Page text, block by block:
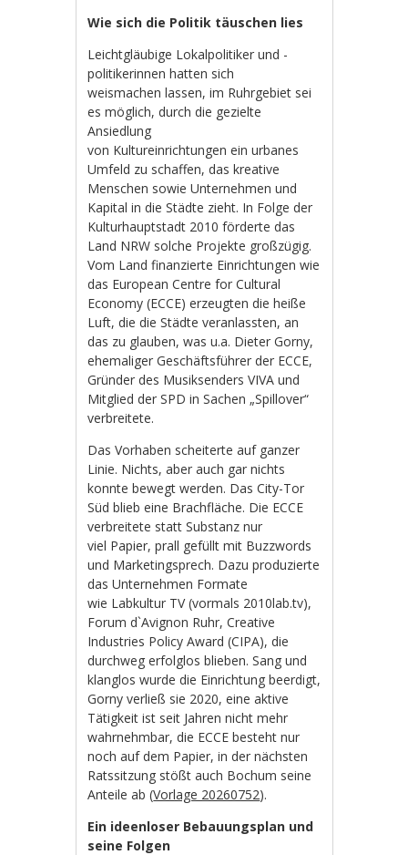
Wie sich die Politik täuschen lies
Leichtgläubige Lokalpolitiker und -
politikerinnen hatten sich
weismachen lassen, im Ruhrgebiet sei
es möglich, durch die gezielte
Ansiedlung
von Kultureinrichtungen ein urbanes
Umfeld zu schaffen, das kreative
Menschen sowie Unternehmen und
Kapital in die Städte zieht. In Folge der
Kulturhauptstadt 2010 förderte das
Land NRW solche Projekte großzügig.
Vom Land finanzierte Einrichtungen wie
das European Centre for Cultural
Economy (ECCE) erzeugten die heiße
Luft, die die Städte veranlassten, an
das zu glauben, was u.a. Dieter Gorny,
ehemaliger Geschäftsführer der ECCE,
Gründer des Musiksenders VIVA und
Mitglied der SPD in Sachen „Spillover“
verbreitete.
Das Vorhaben scheiterte auf ganzer
Linie. Nichts, aber auch gar nichts
konnte bewegt werden. Das City-Tor
Süd blieb eine Brachfläche. Die ECCE
verbreitete statt Substanz nur
viel Papier, prall gefüllt mit Buzzwords
und Marketingsprech. Dazu produzierte
das Unternehmen Formate
wie Labkultur TV (vormals 2010lab.tv),
Forum d`Avignon Ruhr, Creative
Industries Policy Award (CIPA), die
durchweg erfolglos blieben. Sang und
klanglos wurde die Einrichtung beerdigt,
Gorny verließ sie 2020, eine aktive
Tätigkeit ist seit Jahren nicht mehr
wahrnehmbar, die ECCE besteht nur
noch auf dem Papier, in der nächsten
Ratssitzung stößt auch Bochum seine
Anteile ab (Vorlage 20260752).
Ein ideenloser Bebauungsplan und
seine Folgen